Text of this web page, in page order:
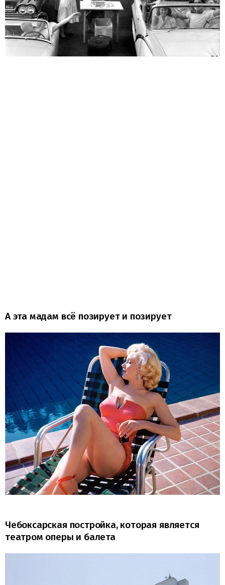
А эта мадам всё позирует и позирует
Чебоксарская постройка, которая является
театром оперы и балета